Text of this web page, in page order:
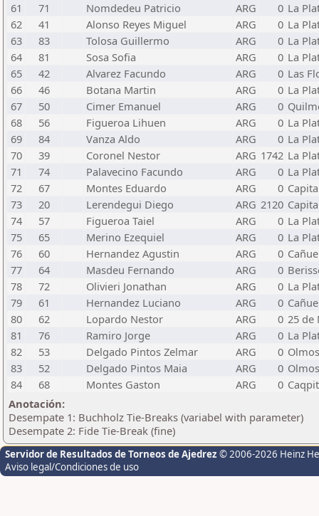
61
71 Nomdedeu Patricio ARG 0 La
62
41 Alonso Reyes Miguel ARG 0 La
63
83 Tolosa Guillermo ARG 0 La
64
81 Sosa Sofia ARG 0 La
65
42 Alvarez Facundo ARG 0 Las
66
46 Botana Martin ARG 0 La
67
50 Cimer Emanuel ARG 0
68
56 Figueroa Lihuen ARG 0 La
69
84 Vanza Aldo ARG 0 La
70
39 Coronel Nestor ARG 1742 La
71
74 Palavecino Facundo ARG 0 La
72
67 Montes Eduardo ARG 0
73
20 Lerendegui Diego ARG 2120
74
57 Figueroa Taiel ARG 0 La
75
65 Merino Ezequiel ARG 0 La
76
60 Hernandez Agustin ARG 0
77
64 Masdeu Fernando ARG 0
78
72 Olivieri Jonathan ARG 0 La
79
61 Hernandez Luciano ARG 0
80
62 Lopardo Nestor ARG 0 25 de
81
76 Ramiro Jorge ARG 0 La
82
53 Delgado Pintos Zelmar ARG 0 Olmos
83
52 Delgado Pintos Maia ARG 0 Olmos
84
68 Montes Gaston ARG 0
Anotación:
Desempate 1: Buchholz Tie-Breaks (variabel with parameter)
Desempate 2: Fide Tie-Break (fine)
Servidor de Resultados de Torneos de Ajedrez © 2006-2026 Heinz
Aviso legal/Condiciones de uso